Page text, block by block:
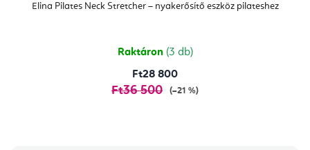
Elina Pilates Neck Stretcher – nyakerősítő eszköz pilateshez
Raktáron (3 db)
Ft28 800
Ft36 500 (–21 %)